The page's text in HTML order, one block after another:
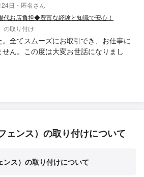
日・匿名さん
お店負担◆豊富な経験と知識で安心！
の取り付け
全てスムーズにお取引でき、お仕事に
ん。この度は大変お世話になりまし
ェンス）の取り付けについて
ンス）の取り付けについて